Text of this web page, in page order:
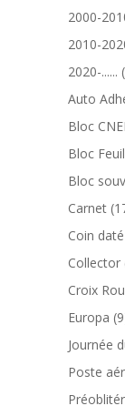
2000-
2010-
2020-......
Auto
Bloc
Bloc
Bloc
Carnet
Coin daté
Collector
Croix
Europa 9
Journée
Poste